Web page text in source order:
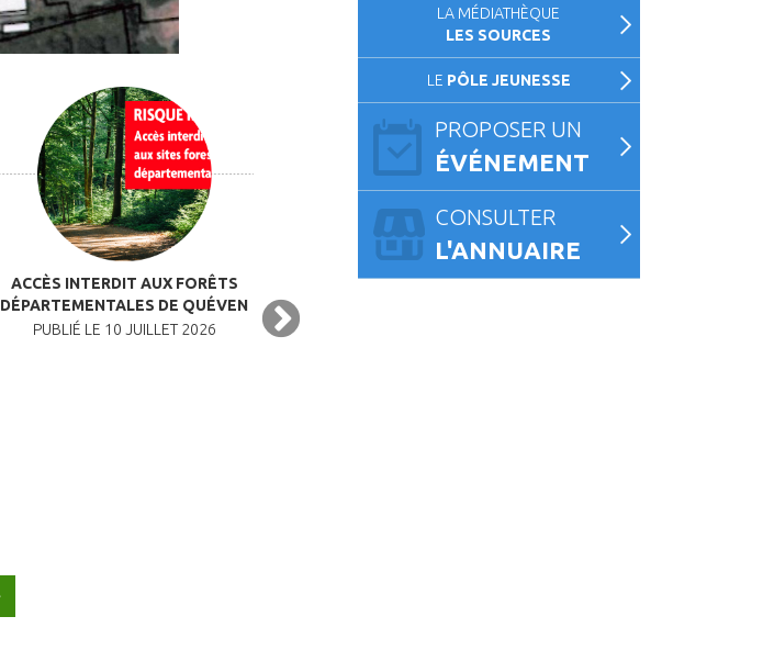
LA MÉDIATHÈQUE
LES SOURCES
LE PÔLE JEUNESSE
PROPOSER UN
ÉVÉNEMENT
CONSULTER
L'ANNUAIRE
ACCÈS INTERDIT AUX FORÊTS
DÉPARTEMENTALES DE QUÉVEN
PUBLIÉ LE 10 JUILLET 2026
EVOLUTION DE L’OFFRE POSTALE
PUBLIÉ LE 9 JUILLET 2026
VIGILANCE ROUGE CANICULE –